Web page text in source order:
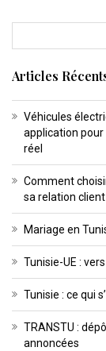
Articles
Véhicules
application pour
réel
Comment
sa relation client
Mariage en
Tunisie-UE :
Tunisie : ce qui
TRANSTU :
annoncées